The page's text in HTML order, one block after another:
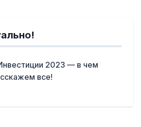
2023 — в чем
все!